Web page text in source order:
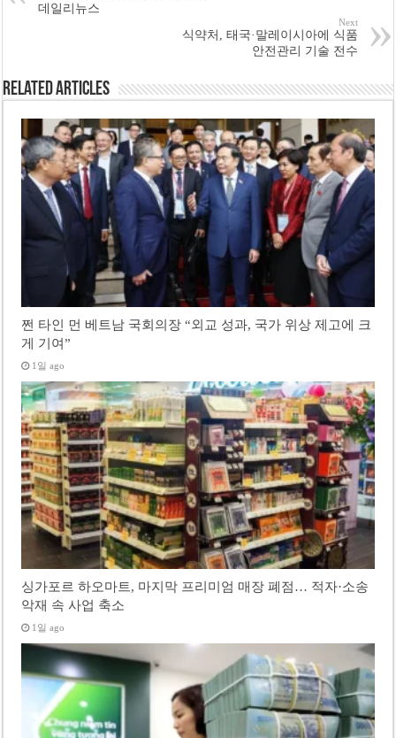
데일리뉴스
Next
식약처, 태국·말레이시아에 식품
안전관리 기술 전수
Related Articles
쩐 타인 먼 베트남 국회의장 “외교 성과, 국가 위상 제고에 크
게 기여”
1일 ago
싱가포르 하오마트, 마지막 프리미엄 매장 폐점… 적자·소송
악재 속 사업 축소
1일 ago